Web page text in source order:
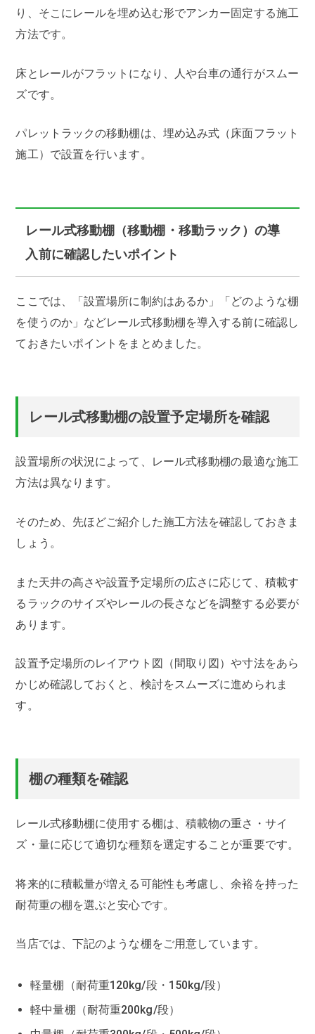
り、そこにレールを埋め込む形でアンカー固定する施工
方法です。
床とレールがフラットになり、人や台車の通行がスムー
ズです。
パレットラックの移動棚は、埋め込み式（床面フラット
施工）で設置を行います。
レール式移動棚（移動棚・移動ラック）の導
入前に確認したいポイント
ここでは、「設置場所に制約はあるか」「どのような棚
を使うのか」などレール式移動棚を導入する前に確認し
ておきたいポイントをまとめました。
レール式移動棚の設置予定場所を確認
設置場所の状況によって、レール式移動棚の最適な施工
方法は異なります。
そのため、先ほどご紹介した施工方法を確認しておきま
しょう。
また天井の高さや設置予定場所の広さに応じて、積載す
るラックのサイズやレールの長さなどを調整する必要が
あります。
設置予定場所のレイアウト図（間取り図）や寸法をあら
かじめ確認しておくと、検討をスムーズに進められま
す。
棚の種類を確認
レール式移動棚に使用する棚は、積載物の重さ・サイ
ズ・量に応じて適切な種類を選定することが重要です。
将来的に積載量が増える可能性も考慮し、余裕を持った
耐荷重の棚を選ぶと安心です。
当店では、下記のような棚をご用意しています。
軽量棚（耐荷重120kg/段・150kg/段）
軽中量棚（耐荷重200kg/段）